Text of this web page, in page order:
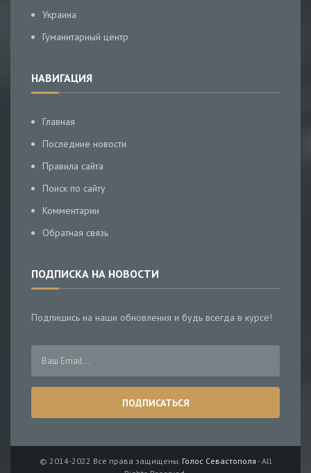
Украина
Гуманитарный центр
НАВИГАЦИЯ
Главная
Последние новости
Правила сайта
Поиск по сайту
Комментарии
Обратная связь
ПОДПИСКА НА НОВОСТИ
Подпишись на наши обновления и будь всегда в курсе!
© 2014-2022 Все права защищены. Голос Севастополя - All